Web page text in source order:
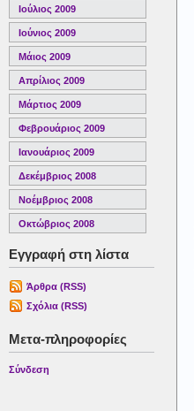
Ιούλιος 2009
Ιούνιος 2009
Μάιος 2009
Απρίλιος 2009
Μάρτιος 2009
Φεβρουάριος 2009
Ιανουάριος 2009
Δεκέμβριος 2008
Νοέμβριος 2008
Οκτώβριος 2008
Εγγραφή στη λίστα
Άρθρα (RSS)
Σχόλια (RSS)
Μετα-πληροφορίες
Σύνδεση